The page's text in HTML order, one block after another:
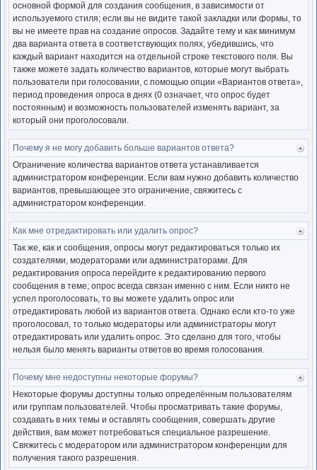
основной формой для создания сообщения, в зависимости от
используемого стиля; если вы не видите такой закладки или формы, то
вы не имеете прав на создание опросов. Задайте тему и как минимум
два варианта ответа в соответствующих полях, убедившись, что
каждый вариант находится на отдельной строке текстового поля. Вы
также можете задать количество вариантов, которые могут выбрать
пользователи при голосовании, с помощью опции «Вариантов ответа»,
период проведения опроса в днях (0 означает, что опрос будет
постоянным) и возможность пользователей изменять вариант, за
который они проголосовали.
Почему я не могу добавить больше вариантов ответа?
Ограничение количества вариантов ответа устанавливается
администратором конференции. Если вам нужно добавить количество
вариантов, превышающее это ограничение, свяжитесь с
администратором конференции.
Как мне отредактировать или удалить опрос?
Так же, как и сообщения, опросы могут редактироваться только их
создателями, модераторами или администраторами. Для
редактирования опроса перейдите к редактированию первого
сообщения в теме; опрос всегда связан именно с ним. Если никто не
успел проголосовать, то вы можете удалить опрос или
отредактировать любой из вариантов ответа. Однако если кто-то уже
проголосовал, то только модераторы или администраторы могут
отредактировать или удалить опрос. Это сделано для того, чтобы
нельзя было менять варианты ответов во время голосования.
Почему мне недоступны некоторые форумы?
Некоторые форумы доступны только определённым пользователям
или группам пользователей. Чтобы просматривать такие форумы,
создавать в них темы и оставлять сообщения, совершать другие
действия, вам может потребоваться специальное разрешение.
Свяжитесь с модератором или администратором конференции для
получения такого разрешения.